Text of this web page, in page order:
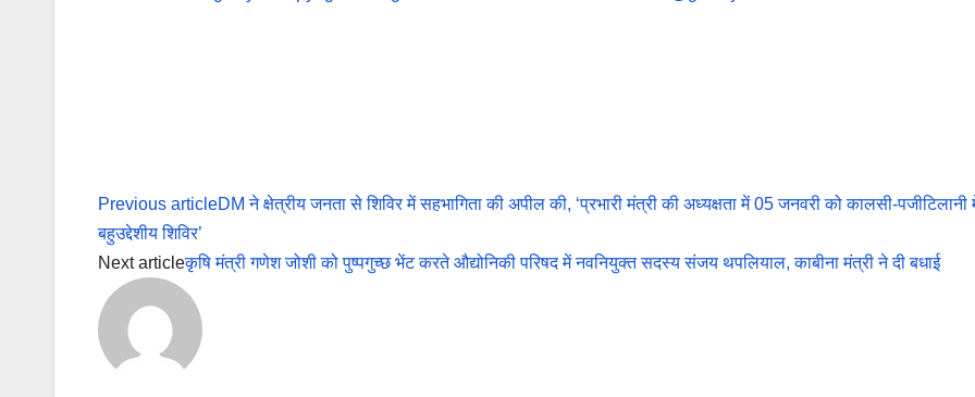
Previous articleDM ने क्षेत्रीय जनता से शिविर में सहभागिता की अपील की, ‘प्रभारी मंत्री की अध्यक्षता में 05 जनवरी को कालसी-पजीटिलानी
बहुउद्देशीय शिविर’
Next articleकृषि मंत्री गणेश जोशी को पुष्पगुच्छ भेंट करते औद्योनिकी परिषद में नवनियुक्त सदस्य संजय थपलियाल, काबीना मंत्री ने दी बधाई